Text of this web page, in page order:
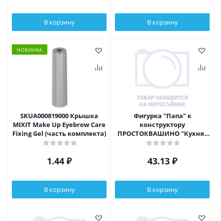
В корзину В корзину
НОВИНКА
SKUA000819000 Крышка
MIXIT Make Up Eyebrow Care
Fixing Gel (часть комплекта)
1.44 ₽
В корзину
Фигурка "Папа" к
конструктору
ПРОСТОКВАШИНО "Кухня"
арт.50506, 7+
43.13 ₽
В корзину